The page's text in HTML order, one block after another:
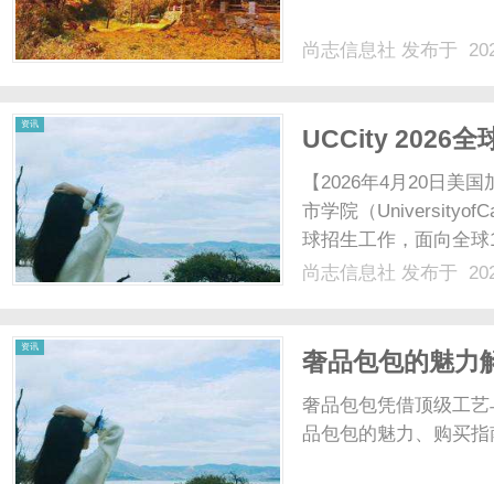
尚志信息社 发布于
资讯
UCCity 2026全
【2026年4月20日美
市学院（
球招生工作，面向全
道。作为加州高等教
尚志信息社 发布于
资讯
奢品包包的魅力
奢品包包凭借顶级工
品包包的魅力、购买